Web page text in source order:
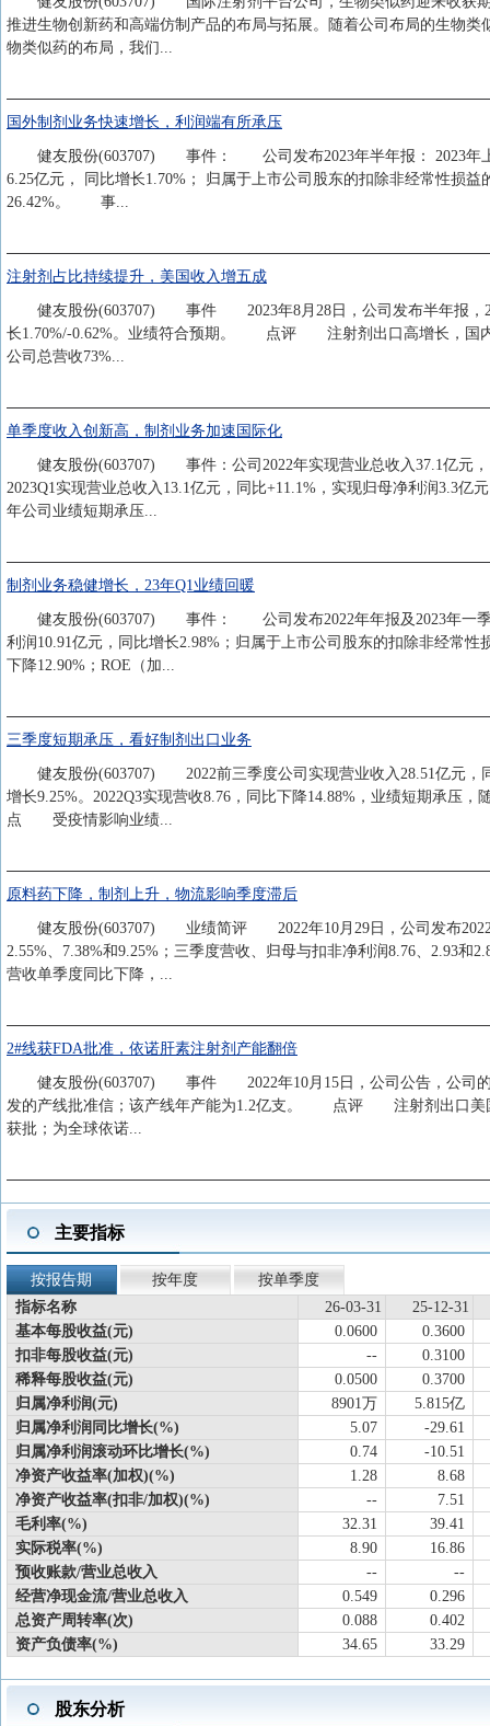
推进生物创新药和高端仿制产品的布局与拓展。随着公司布局的生物
物类似药的布局，我们...
国外制剂业务快速增长，利润端有所承压
健友股份(603707) 事件： 公司发布2023年半年报： 2023年上半
6.25亿元， 同比增长1.70%； 归属于上市公司股东的扣除非经常性损
26.42%。 事...
注射剂占比持续提升，美国收入增五成
健友股份(603707) 事件 2023年8月28日，公司发布半年报，2023
长1.70%/-0.62%。业绩符合预期。 点评 注射剂出口高增长，国内
公司总营收73%...
单季度收入创新高，制剂业务加速国际化
健友股份(603707) 事件：公司2022年实现营业总收入37.1亿元，
2023Q1实现营业总收入13.1亿元，同比+11.1%，实现归母净利润3.3
年公司业绩短期承压...
制剂业务稳健增长，23年Q1业绩回暖
健友股份(603707) 事件： 公司发布2022年年报及2023年一季报
利润10.91亿元，同比增长2.98%；归属于上市公司股东的扣除非经常
下降12.90%；ROE（加...
三季度短期承压，看好制剂出口业务
健友股份(603707) 2022前三季度公司实现营业收入28.51亿元，同
增长9.25%。2022Q3实现营收8.76，同比下降14.88%，业绩短期承
点 受疫情影响业绩...
原料药下降，制剂上升，物流影响季度滞后
健友股份(603707) 业绩简评 2022年10月29日，公司发布2022年
2.55%、7.38%和9.25%；三季度营收、归母与扣非净利润8.76、
营收单季度同比下降，...
2#线获FDA批准，依诺肝素注射剂产能翻倍
健友股份(603707) 事件 2022年10月15日，公司公告，公司的依
发的产线批准信；该产线年产能为1.2亿支。 点评 注射剂出口美
获批；为全球依诺...
主要指标
按报告期 按年度
按单季度
指标名称
26-03-31
25-12-31
基本每股收益(元)
0.0600
0.3600
扣非每股收益(元)
--
0.3100
稀释每股收益(元)
0.0500
0.3700
归属净利润(元)
8901万
5.815亿
归属净利润同比增长(%)
5.07
-29.61
归属净利润滚动环比增长(%)
0.74
-10.51
净资产收益率(加权)(%)
1.28
8.68
净资产收益率(扣非/加权)(%)
--
7.51
毛利率(%)
32.31
39.41
实际税率(%)
8.90
16.86
预收账款/营业总收入
--
--
经营净现金流/营业总收入
0.549
0.296
总资产周转率(次)
0.088
0.402
资产负债率(%)
34.65 33.29
股东分析